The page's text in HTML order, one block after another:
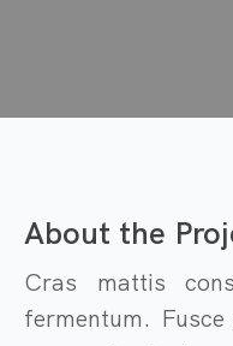
About the
Cras mattis
fermentum.